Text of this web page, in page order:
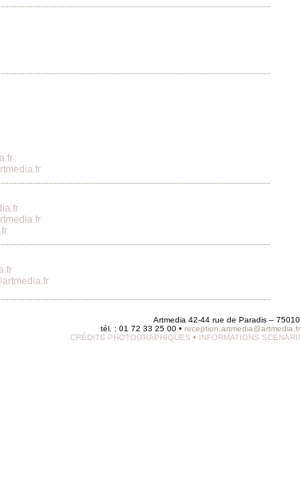
Artmedia 42-44 rue de Paradis – 75010
tél. : 01 72 33 25 00 • reception.artmedia@artmedia.fr
CRÉDITS PHOTOGRAPHIQUES • INFORMATIONS SCENARII